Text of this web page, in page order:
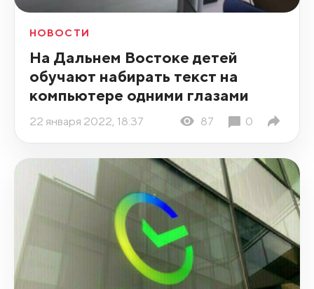
НОВОСТИ
На Дальнем Востоке детей
обучают набирать текст на
компьютере одними глазами
22 января 2022, 18:37 87 0